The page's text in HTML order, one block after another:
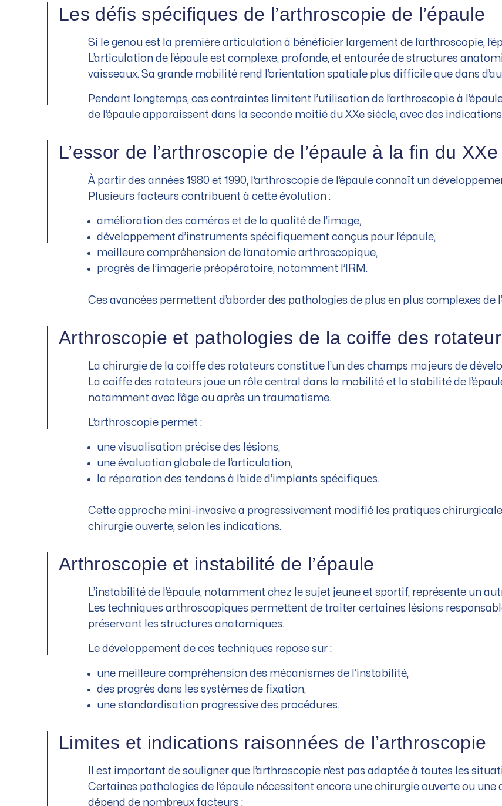
Les défis spécifiques de l’arthroscopie de l’épaule
Si le genou est la première articulation à bénéficier largement de l’arthroscopie,
L’articulation de l’épaule est complexe, profonde, et entourée de structures
vaisseaux. Sa grande mobilité rend l’orientation spatiale plus difficile que dans
Pendant longtemps, ces contraintes limitent l’utilisation de l’arthroscopie à
de l’épaule apparaissent dans la seconde moitié du XXe siècle, avec des
L’essor de l’arthroscopie de l’épaule à la fin du
À partir des années 1980 et 1990, l’arthroscopie de l’épaule connaît un
Plusieurs facteurs contribuent à cette évolution :
amélioration des caméras et de la qualité de l’image,
développement d’instruments spécifiquement conçus pour l’épaule,
meilleure compréhension de l’anatomie arthroscopique,
progrès de l’imagerie préopératoire, notamment l’IRM.
Ces avancées permettent d’aborder des pathologies de plus en plus complexes de
Arthroscopie et pathologies de la coiffe des
La chirurgie de la coiffe des rotateurs constitue l’un des champs majeurs de
La coiffe des rotateurs joue un rôle central dans la mobilité et la stabilité de
notamment avec l’âge ou après un traumatisme.
L’arthroscopie permet :
une visualisation précise des lésions,
une évaluation globale de l’articulation,
la réparation des tendons à l’aide d’implants spécifiques.
Cette approche mini-invasive a progressivement modifié les pratiques
chirurgie ouverte, selon les indications.
Arthroscopie et instabilité de l’épaule
L’instabilité de l’épaule, notamment chez le sujet jeune et sportif, représente un
Les techniques arthroscopiques permettent de traiter certaines lésions
préservant les structures anatomiques.
Le développement de ces techniques repose sur :
une meilleure compréhension des mécanismes de l’instabilité,
des progrès dans les systèmes de fixation,
une standardisation progressive des procédures.
Limites et indications raisonnées de l’arthroscopie
Il est important de souligner que l’arthroscopie n’est pas adaptée à toutes les
Certaines pathologies de l’épaule nécessitent encore une chirurgie ouverte ou
dépend de nombreux facteurs :